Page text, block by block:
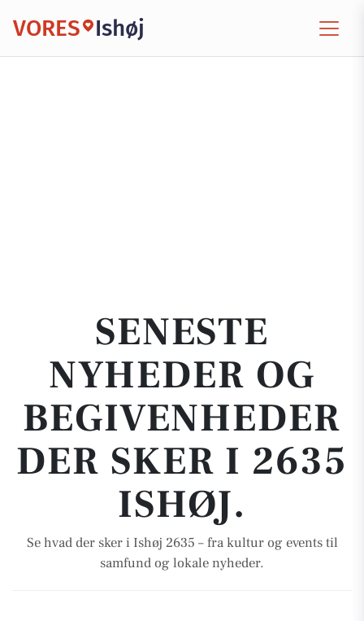
VORES Ishøj
SENESTE
NYHEDER OG
BEGIVENHEDER
DER SKER I 2635
ISHØJ.
Se hvad der sker i Ishøj 2635 – fra kultur og events til
samfund og lokale nyheder.